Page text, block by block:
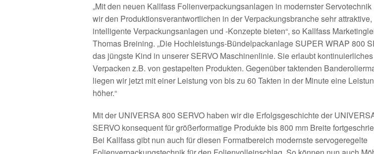
„Mit den neuen Kallfass Folienverpackungsanlagen in modernster
wir den Produktionsverantwortlichen in der Verpackungsbranche sehr attraktive,
intelligente Verpackungsanlagen und -Konzepte bieten“, so Kallfass
Thomas Breining. „Die Hochleistungs-Bündelpackanlage SUPER WRAP 800
das jüngste Kind in unserer SERVO Maschinenlinie. Sie erlaubt kontinuierliches
Verpacken z.B. von gestapelten Produkten. Gegenüber taktenden
liegen wir jetzt mit einer Leistung von bis zu 60 Takten in der Minute eine
höher.“
Mit der UNIVERSA 800 SERVO haben wir die Erfolgsgeschichte der
SERVO konsequent für größerformatige Produkte bis 800 mm Breite
Bei Kallfass gibt nun auch für diesen Formatbereich modernste servogeregelte